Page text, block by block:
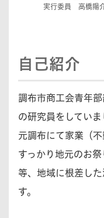
実行委員 高橋陽
自己紹介
調布市商工会青年
の研究員をしてい
元調布にて家業（
すっかり地元のお
等、地域に根差し
す。